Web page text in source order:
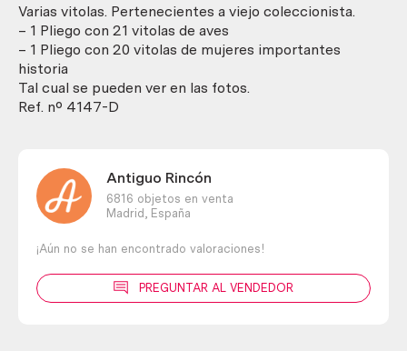
unidades
diferentes.
cantidad
Varias vitolas. Pertenecientes a viejo coleccionista.
– 1 Pliego con 21 vitolas de aves
– 1 Pliego con 20 vitolas de mujeres importantes
historia
Tal cual se pueden ver en las fotos.
Ref. nº 4147-D
Antiguo Rincón
6816 objetos en venta
Madrid,
España
¡Aún no se han encontrado valoraciones!
PREGUNTAR AL VENDEDOR